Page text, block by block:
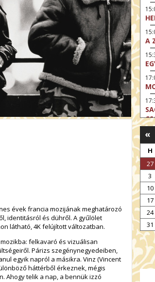
évek francia mozijának meghatározó
identitásról és dühről. A gyűlölet
látható, 4K felújított változatban.
felkavaró és vizuálisan
Párizs szegénynegyedeiben,
egyik napról a másikra. Vinz (Vincent
háttérből érkeznek, mégis
Ahogy telik a nap, a bennük izzó
A
«
H
27
3
10
17
24
31